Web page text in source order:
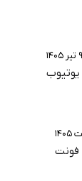
۹ تیر ۱۴۰۵
یوتیوب
فونت